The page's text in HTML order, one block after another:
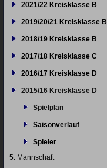
2021/22 Kreisklasse B
2019/20/21 Kreisklasse B
2018/19 Kreisklasse B
2017/18 Kreisklasse C
2016/17 Kreisklasse D
2015/16 Kreisklasse D
Spielplan
Saisonverlauf
Spieler
5. Mannschaft